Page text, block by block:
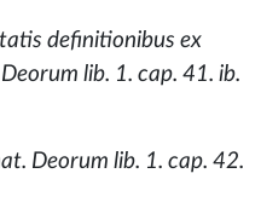
definitionibus ex
lib. 1. cap. 41. ib.
Deorum lib. 1. cap. 42.